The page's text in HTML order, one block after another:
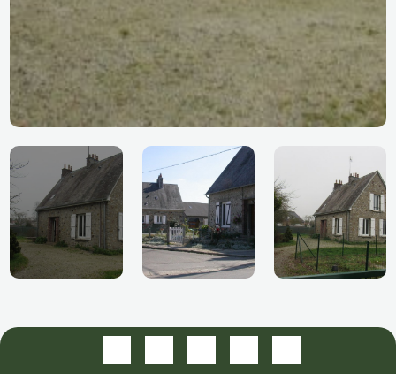
CITE LECOMTE 1